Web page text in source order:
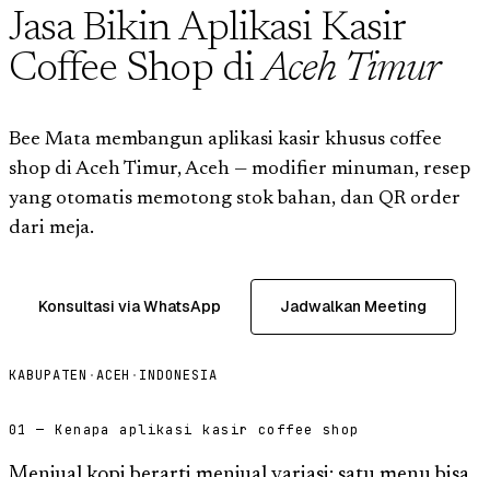
Jasa Bikin Aplikasi Kasir
Coffee Shop diAceh Timur
Bee Mata membangun aplikasi kasir khusus coffee
shop di Aceh Timur, Aceh — modifier minuman, resep
yang otomatis memotong stok bahan, dan QR order
dari meja.
Konsultasi via WhatsApp Jadwalkan Meeting
KABUPATEN ·ACEH · INDONESIA
01 — Kenapa aplikasi kasir coffee shop